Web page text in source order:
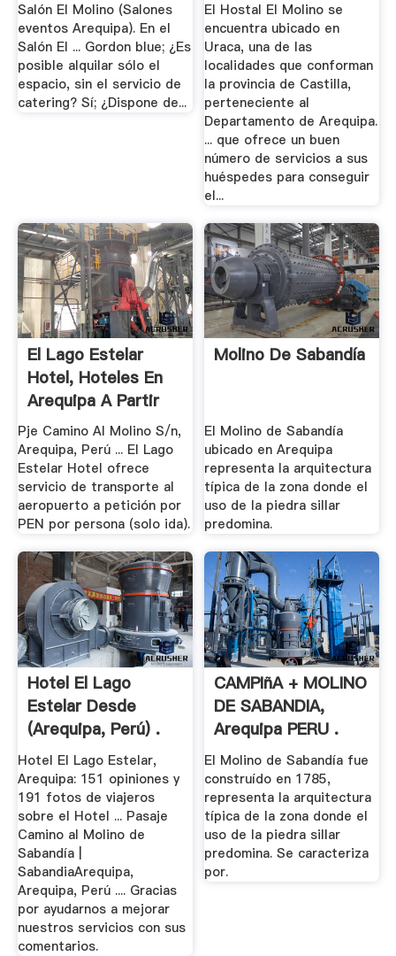
Salón El Molino (Salones
eventos Arequipa). En el
Salón El ... Gordon blue; ¿Es
posible alquilar sólo el
espacio, sin el servicio de
catering? Sí; ¿Dispone de...
El Hostal El Molino se
encuentra ubicado en
Uraca, una de las
localidades que conforman
la provincia de Castilla,
perteneciente al
Departamento de Arequipa.
... que ofrece un buen
número de servicios a sus
huéspedes para conseguir
el...
El Lago Estelar
Hotel, Hoteles En
Arequipa A Partir
De S/.
Pje Camino Al Molino S/n,
Arequipa, Perú ... El Lago
Estelar Hotel ofrece
servicio de transporte al
aeropuerto a petición por
PEN por persona (solo ida).
Molino De Sabandía
El Molino de Sabandía
ubicado en Arequipa
representa la arquitectura
típica de la zona donde el
uso de la piedra sillar
predomina.
Hotel El Lago
Estelar Desde
(Arequipa, Perú) .
Hotel El Lago Estelar,
Arequipa: 151 opiniones y
191 fotos de viajeros
sobre el Hotel ... Pasaje
Camino al Molino de
Sabandía |
SabandiaArequipa,
Arequipa, Perú .... Gracias
por ayudarnos a mejorar
nuestros servicios con sus
comentarios.
CAMPIñA + MOLINO
DE SABANDIA,
Arequipa PERU .
El Molino de Sabandía fue
construído en 1785,
representa la arquitectura
típica de la zona donde el
uso de la piedra sillar
predomina. Se caracteriza
por.